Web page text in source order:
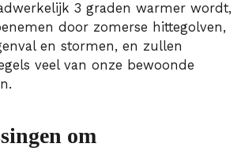
3 graden warmer wordt,
door zomerse hittegolven,
en stormen, en zullen
veel van onze bewoonde
om